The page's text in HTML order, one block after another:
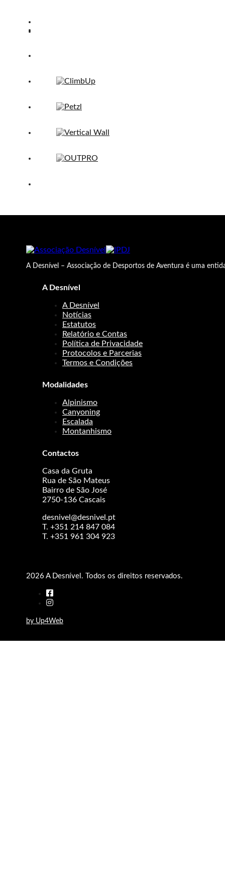
A Desnível – Associação de Desportos de Aventura é uma
A Desnível
A Desnível
Notícias
Estatutos
Relatório e Contas
Política de Privacidade
Protocolos e Parcerias
Termos e Condições
Modalidades
Alpinismo
Canyoning
Escalada
Montanhismo
Contactos
Casa da Gruta
Rua de São Mateus
Bairro de São José
2750-136 Cascais
desnivel@desnivel.pt
T. +351 214 847 084
T. +351 961 304 923
2026 A Desnível. Todos os direitos reservados.
by Up4Web